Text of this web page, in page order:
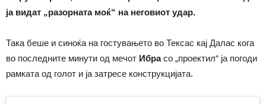
ја видат „разорната моќ“ на неговиот удар.
Така беше и синоќа на гостувањето во Тексас кај Далас кога
во последните минути од мечот Ибрасо „проектил“ ја погоди
рамката од голот и ја затресе конструкцијата.